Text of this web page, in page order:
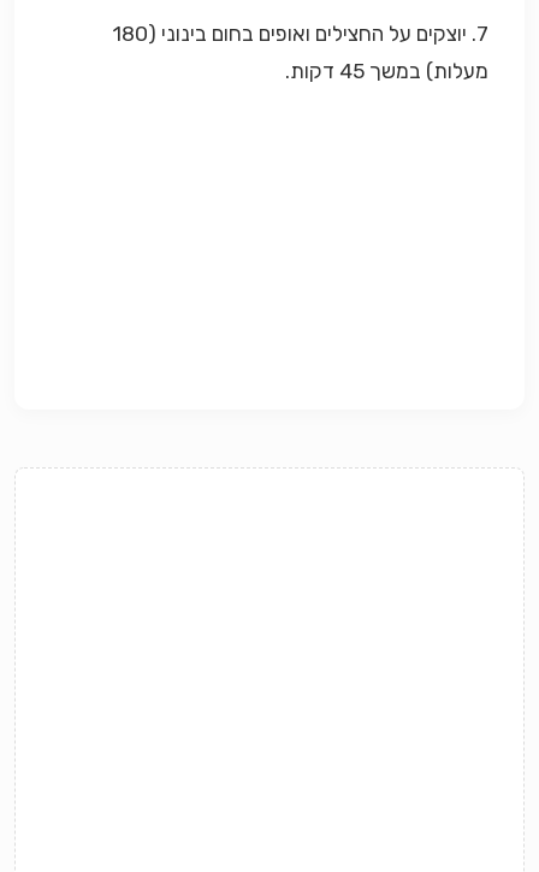
7. יוצקים על החצילים ואופים בחום בינוני (180
מעלות) במשך 45 דקות.